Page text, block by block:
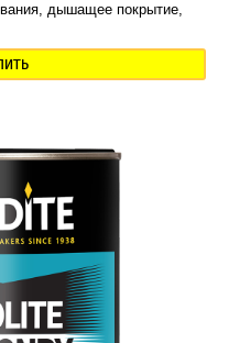
дышащее покрытие,